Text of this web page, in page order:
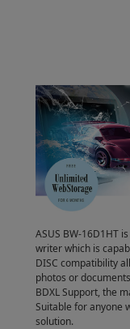
ASUS BW-16D1HT
writer which is
DISC compatibility
photos or
BDXL Support, the
Suitable for anyone
solution.